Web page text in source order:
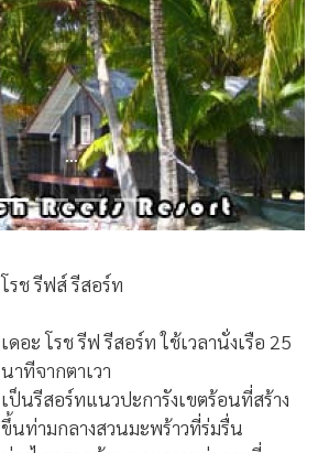
...
โรช รีฟส์ รีสอร์ท
เดอะ โรช รีฟ รีสอร์ท ใช้เวลานั่งเรือ 25
นาทีจากตาเวา
เป็นรีสอร์ทแนวปะการังเขตร้อนที่สร้าง
ขึ้นท่ามกลางสวนมะพร้าวที่ร่มรื่น